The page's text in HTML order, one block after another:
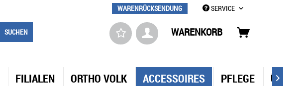
WARENRÜCKSENDUNG SERVICE
SUCHEN WARENKORB
FILIALEN ORTHO VOLK ACCESSOIRES PFLEGE ÜBER
